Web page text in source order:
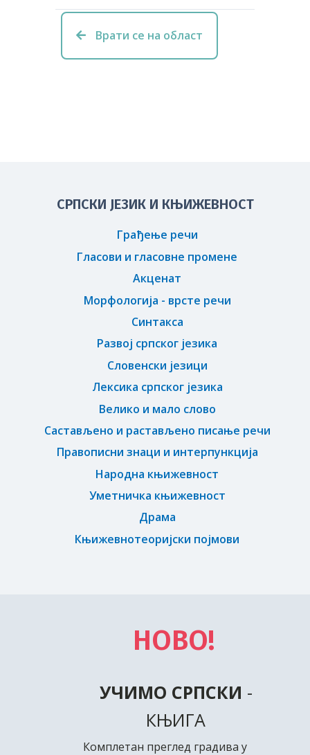
Врати се на област
СРПСКИ ЈЕЗИК И КЊИЖЕВНОСТ
Грађење речи
Гласови и гласовне промене
Акценат
Морфологија - врсте речи
Синтакса
Развој српског језика
Словенски језици
Лексика српског језика
Велико и мало слово
Састављено и растављено писање речи
Правописни знаци и интерпункција
Народна књижевност
Уметничка књижевност
Драма
Књижевнотеоријски појмови
НОВО!
УЧИМО СРПСКИ -
КЊИГА
Комплетан преглед градива у